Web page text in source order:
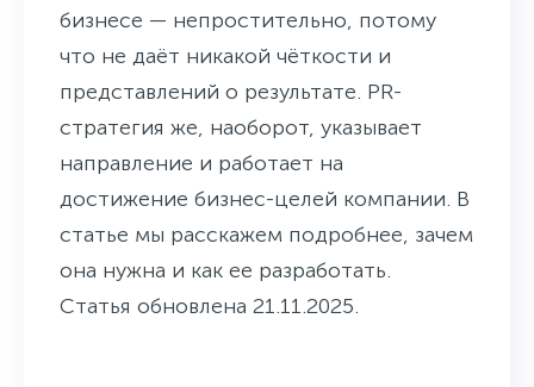
бизнесе — непростительно, потому
что не даёт никакой чёткости и
представлений о результате. PR-
стратегия же, наоборот, указывает
направление и работает на
достижение бизнес-целей компании. В
статье мы расскажем подробнее, зачем
она нужна и как ее разработать.
Статья обновлена 21.11.2025.